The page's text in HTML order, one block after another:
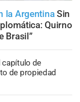
la Argentina Sin
Quirno
Brasil”
capítulo de
de propiedad